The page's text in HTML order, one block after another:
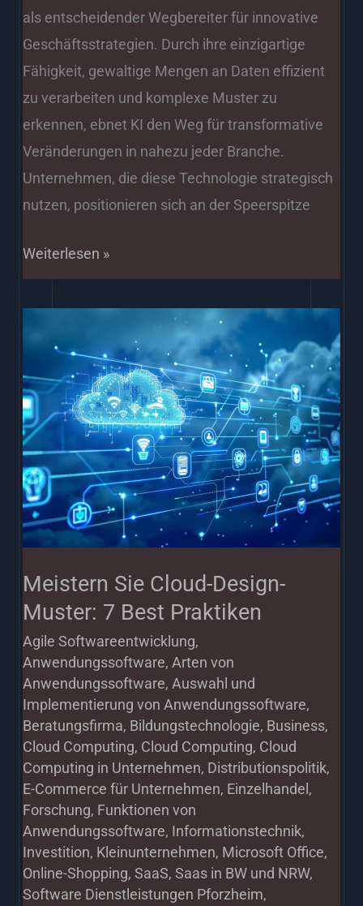
als entscheidender Wegbereiter für innovative
Geschäftsstrategien. Durch ihre einzigartige
Fähigkeit, gewaltige Mengen an Daten effizient
zu verarbeiten und komplexe Muster zu
erkennen, ebnet KI den Weg für transformative
Veränderungen in nahezu jeder Branche.
Unternehmen, die diese Technologie strategisch
nutzen, positionieren sich an der Speerspitze
Weiterlesen »
Meistern Sie Cloud-Design-
Muster: 7 Best Praktiken
Agile Softwareentwicklung,
Anwendungssoftware,Arten von
Anwendungssoftware,Auswahl und
Implementierung von Anwendungssoftware,
Beratungsfirma, Bildungstechnologie, Business,
Cloud Computing, Cloud Computing, Cloud
Computing in Unternehmen, Distributionspolitik,
E-Commerce für Unternehmen, Einzelhandel ,
Forschung, Funktionen von
Anwendungssoftware, Informationstechnik,
Investition, Kleinunternehmen, Microsoft Office,
Online-Shopping,SaaS,Saas in BW und NRW,
Software Dienstleistungen Pforzheim,
Sie
Cloud-
Design-
Muster:
7
Best
Praktiken